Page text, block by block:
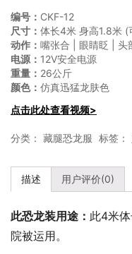
编号： CKF-12
尺寸： 体长4米 身高1.8米 (
动作： 嘴张合 | 眼睛眨 | 头
电源： 12V安全电源
重量： 26公斤
颜色： 仿真迅猛龙肤色
点击此处查看视频>
分类： 藏腿恐龙服 标签：
描述 用户评价(0)
此恐龙装用途： 此4米
院被运用。